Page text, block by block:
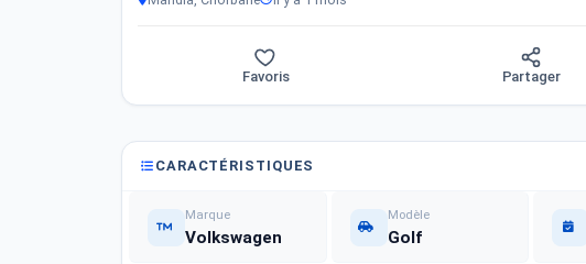
Favoris Partager
CARACTÉRISTIQUES
Marque
Volkswagen
Modèle
Golf